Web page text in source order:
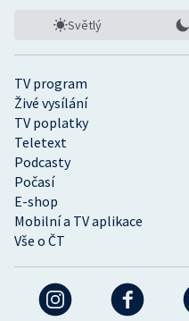
TV program
Živé vysílání
TV poplatky
Teletext
Podcasty
Počasí
E-shop
Mobilní a TV aplikace
Vše o ČT
Světlý